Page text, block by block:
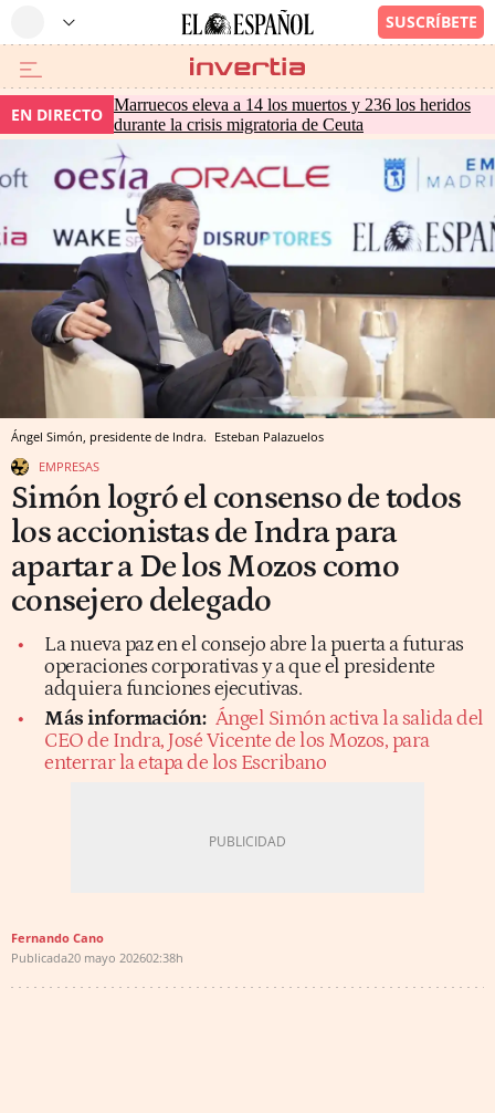
EN DIRECTO Marruecos eleva a 14 los muertos y 236 los heridos
durante la crisis migratoria de Ceuta
Ángel Simón, presidente de Indra. Esteban Palazuelos
EMPRESAS
Simón logró el consenso de todos
los accionistas de Indra para
apartar a De los Mozos como
consejero delegado
La nueva paz en el consejo abre la puerta a futuras
operaciones corporativas y a que el presidente
adquiera funciones ejecutivas.
Más información: Ángel Simón activa la salida del
CEO de Indra, José Vicente de los Mozos, para
enterrar la etapa de los Escribano
Fernando Cano
Publicada20 mayo 202602:38h